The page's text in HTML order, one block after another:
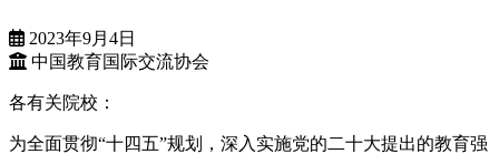
2023年9月4日
中国教育国际交流协会
各有关院校：
为全面贯彻“十四五”规划，深入实施党的二十大提出的教育强